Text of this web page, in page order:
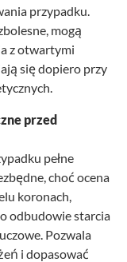
przypadku.
mogą
z otwartymi
się dopiero przy
przed
pełne
choć ocena
koronach,
odbudowie starcia
Pozwala
i dopasować